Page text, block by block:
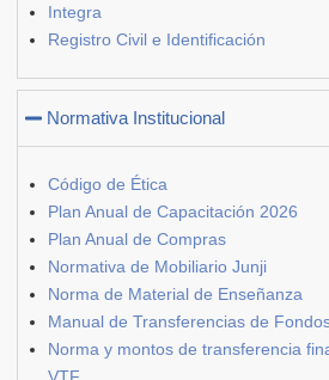
Integra
Registro Civil e Identificación
Normativa Institucional
Código de Ética
Plan Anual de Capacitación 2026
Plan Anual de Compras
Normativa de Mobiliario Junji
Norma de Material de Enseñanza
Manual de Transferencias de
Norma y montos de transferencia